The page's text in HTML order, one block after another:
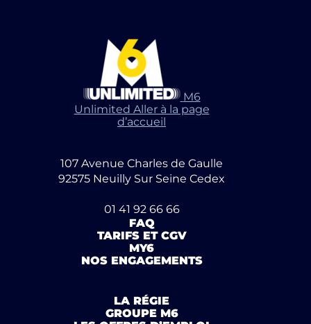
M6
Unlimited Aller à la page
d’accueil
107 Avenue Charles de Gaulle
92575 Neuilly Sur Seine Cedex
01 41 92 66 66
FAQ
TARIFS ET CGV
MY6
NOS ENGAGEMENTS
LA RÉGIE
GROUPE M6